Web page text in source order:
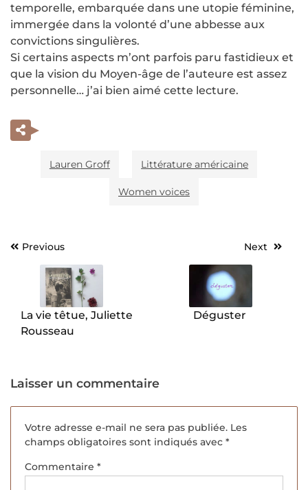
temporelle, embarquée dans une utopie féminine,
immergée dans la volonté d’une abbesse aux
convictions singulières.
Si certains aspects m’ont parfois paru fastidieux et
que la vision du Moyen-âge de l’auteure est assez
personnelle… j’ai bien aimé cette lecture.
Lauren Groff Littérature américaine
Women voices
Navigation
l’article
Previous
La vie têtue, Juliette
Rousseau
Next
Déguster
Laisser un commentaire
Votre adresse e-mail ne sera pas publiée. Les
champs obligatoires sont indiqués avec *
Commentaire *